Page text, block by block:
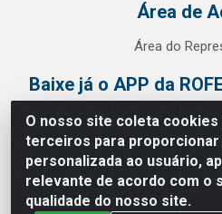
O nosso site coleta
terceiros para proporcionar
personalizada ao usuário,
relevante de acordo com o
qualidade do nosso site.
Área de
Área do
Baixe já o APP da